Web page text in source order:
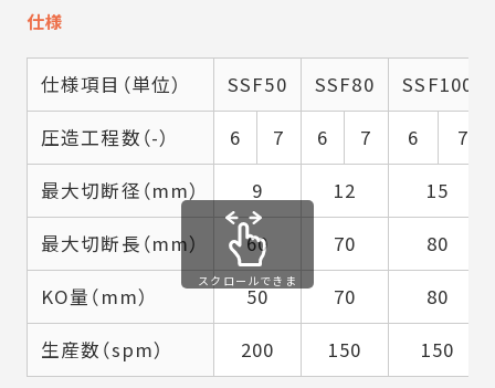
仕様
仕様項目（単位） SSF50 SSF80
SSF100
圧造工程数（-）
6 7 6 7 6
7
最大切断径（mm）
9 12
15
最大切断長（mm）
60 70
80
KO量（mm）
50 70
80
生産数（spm）
200 150 150
スクロールできま
す